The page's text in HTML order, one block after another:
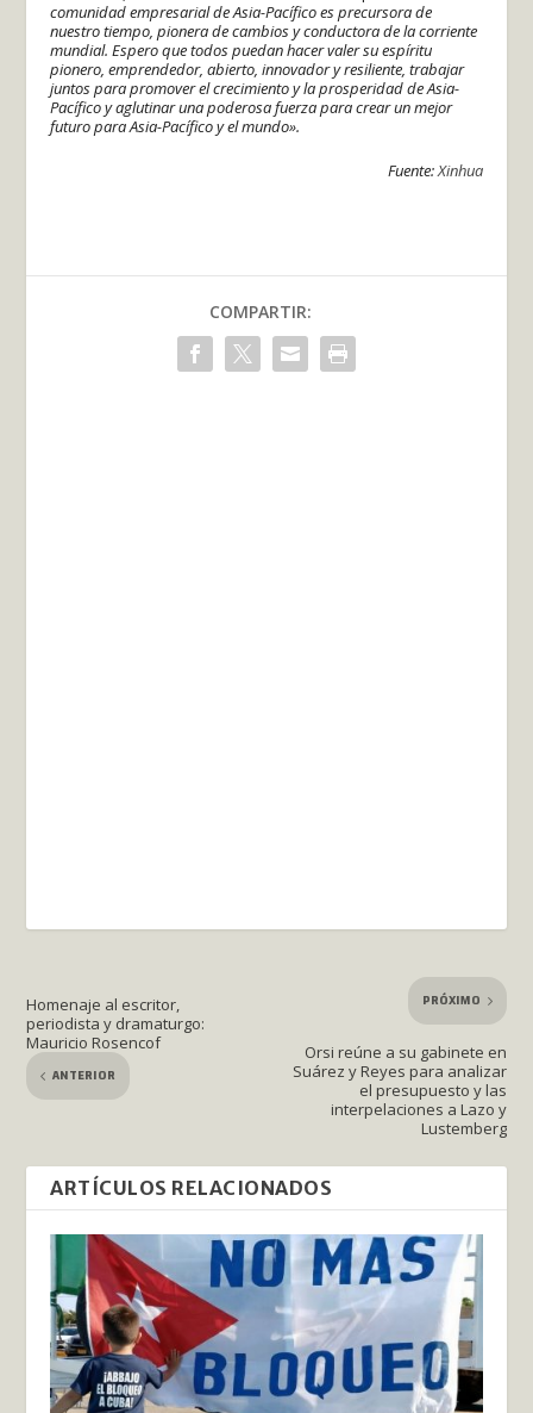
comunidad empresarial de Asia-Pacífico es precursora de
nuestro tiempo, pionera de cambios y conductora de la corriente
mundial. Espero que todos puedan hacer valer su espíritu
pionero, emprendedor, abierto, innovador y resiliente, trabajar
juntos para promover el crecimiento y la prosperidad de Asia-
Pacífico y aglutinar una poderosa fuerza para crear un mejor
futuro para Asia-Pacífico y el mundo».
Fuente:Xinhua
COMPARTIR:
Homenaje al escritor,
periodista y dramaturgo:
Mauricio Rosencof
ANTERIOR
PRÓXIMO
Orsi reúne a su gabinete en
Suárez y Reyes para analizar
el presupuesto y las
interpelaciones a Lazo y
Lustemberg
ARTÍCULOS RELACIONADOS